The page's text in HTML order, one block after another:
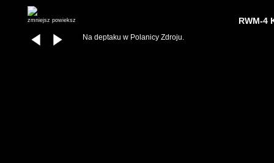
zmniejsz powieksz RWM-4
Na deptaku w Polanicy Zdroju.